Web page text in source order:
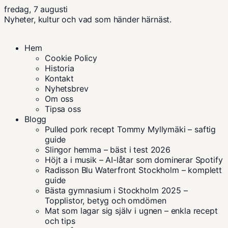
fredag, 7 augusti
Nyheter, kultur och vad som händer härnäst.
Hem
Cookie Policy
Historia
Kontakt
Nyhetsbrev
Om oss
Tipsa oss
Blogg
Pulled pork recept Tommy Myllymäki – saftig
guide
Slingor hemma – bäst i test 2026
Höjt a i musik – AI-låtar som dominerar Spotify
Radisson Blu Waterfront Stockholm – komplett
guide
Bästa gymnasium i Stockholm 2025 –
Topplistor, betyg och omdömen
Mat som lagar sig själv i ugnen – enkla recept
och tips